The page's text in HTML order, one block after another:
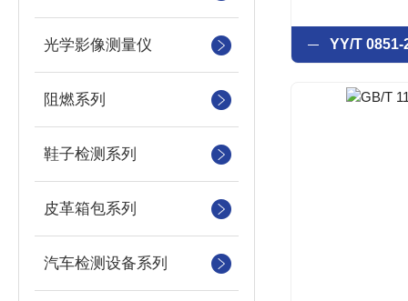
光学影像测量仪
阻燃系列
鞋子检测系列
皮革箱包系列
汽车检测设备系列